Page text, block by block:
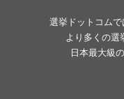
選挙ドットコムで
より多くの選
日本最大級